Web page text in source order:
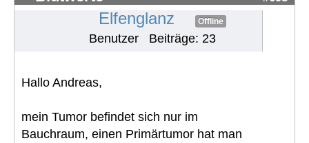
Elfenglanz Offline
Benutzer Beiträge: 23
Hallo Andreas,
mein Tumor befindet sich nur im
Bauchraum, einen Primärtumor hat man